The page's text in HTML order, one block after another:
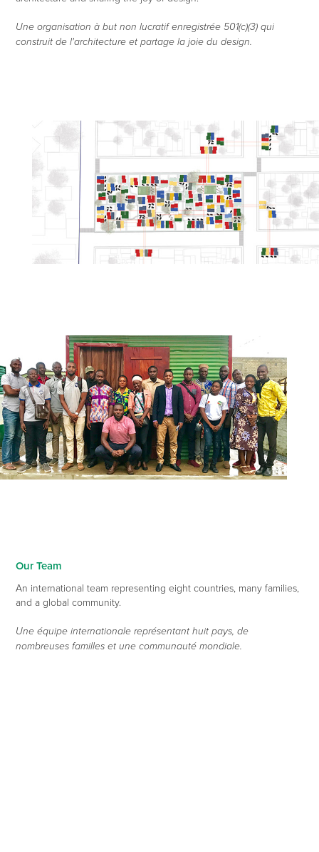
Une organisation à but non lucratif enregistrée 501(c)(3) qui
construit de l'architecture et partage la joie du design.
Our Team
An international team representing eight countries, many families,
and a global community.
Une équipe internationale représentant huit pays, de
nombreuses familles et une communauté mondiale.